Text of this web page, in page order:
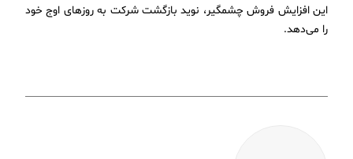
این افزایش فروش چشمگیر، نوید بازگشت شرکت به روزهای اوج خود
را می‌دهد.